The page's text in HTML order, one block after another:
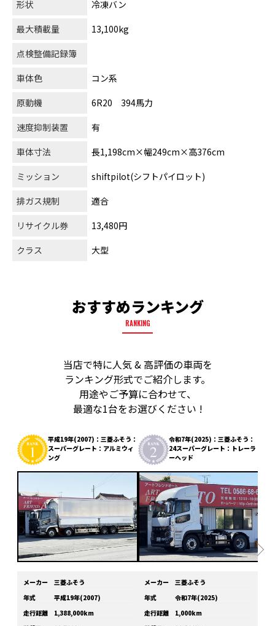
形状
冷凍バン
最大積載量
13,100kg
点検整備記録簿
車体色
コン系
原動機
6R20 394馬力
速度抑制装置
有
車体寸法
長1,198cm×幅249cm×高376cm
ミッション
shiftpilot(シフトパイロット)
排ガス規制
適合
リサイクル券
13,480円
クラス
大型
おすすめランキング
RANKING
当店で特に人気 & 高評価の車両を
ランキング形式でご紹介します。
用途やご予算に合わせて、
最適な1台をお選びください !
平成19年(2007)：三菱ふそう：
スーパーグレート：アルミウィ
ング
メーカー
三菱ふそう
年式
平成19年(2007)
走行距離
1,388,000km
令和7年(2025)：三菱ふそう：
24スーパーグレート：トレーラ
ーヘッド
メーカー
三菱ふそう
年式
令和7年(2025)
走行距離
1,000km